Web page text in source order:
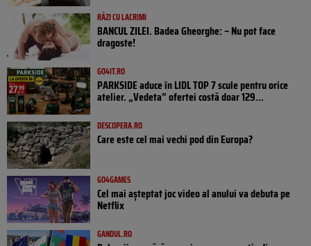
RÂZI CU LACRIMI
BANCUL ZILEI. Badea Gheorghe: – Nu pot face
dragoste!
GO4IT.RO
PARKSIDE aduce în LIDL TOP 7 scule pentru orice
atelier. „Vedeta” ofertei costă doar 129...
DESCOPERA.RO
Care este cel mai vechi pod din Europa?
GO4GAMES
Cel mai așteptat joc video al anului va debuta pe
Netflix
GANDUL.RO